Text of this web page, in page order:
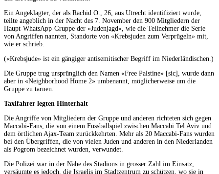
Ein Angeklagter, der als Rachid O., 26, aus Utrecht identifiziert wurde,
teilte angeblich in der Nacht des 7. November den 900 Mitgliedern der
Haupt-WhatsApp-Gruppe der «Judenjagd», wie die Teilnehmer die Serie
von Angriffen nannten, Standorte von «Krebsjuden zum Verprügeln» mit,
wie er schrieb.
(«Krebsjude» ist ein gängiger antisemitischer Begriff im Niederländischen.)
Die Gruppe trug ursprünglich den Namen «Free Palstine» [sic], wurde dann
aber in «Neighborhood Home 2» umbenannt, möglicherweise um die
Gruppe zu tarnen.
Taxifahrer legten Hinterhalt
Die Angriffe von Mitgliedern der Gruppe und anderen richteten sich gegen
Maccabi-Fans, die von einem Fussballspiel zwischen Maccabi Tel Aviv und
dem örtlichen Ajax-Team zurückkehrten. Mehr als 20 Maccabi-Fans wurden
bei den Übergriffen, die von vielen Juden und anderen in den Niederlanden
als Pogrom bezeichnet wurden, verwundet.
Die Polizei war in der Nähe des Stadions in grosser Zahl im Einsatz,
versäumte es jedoch, die Israelis im Stadtzentrum zu schützen, wo sie in